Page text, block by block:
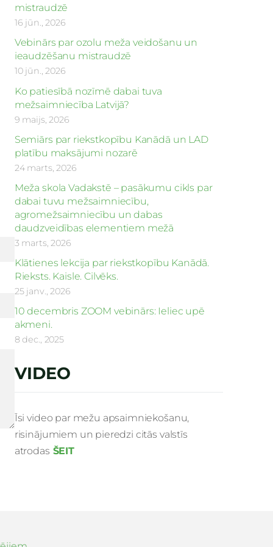
mistraudzē
16 jūn., 2026
Vebinārs par ozolu meža veidošanu un
ieaudzēšanu mistraudzē
10 jūn., 2026
Ko patiesībā nozīmē dabai tuva
mežsaimniecība Latvijā?
9 maijs, 2026
Semiārs par riekstkopību Kanādā un LAD
platību maksājumi nozarē
24 marts, 2026
Meža skola Vadakstē – pasākumu cikls par
dabai tuvu mežsaimniecību,
agromežsaimniecību un dabas
daudzveidības elementiem mežā
3 marts, 2026
Klātienes lekcija par riekstkopību Kanādā.
Rieksts. Kaisle. Cilvēks.
25 janv., 2026
10 decembris ZOOM vebinārs: Ieliec upē
akmeni.
8 dec., 2025
VIDEO
Īsi video par mežu apsaimniekošanu,
risinājumiem un pieredzi citās valstīs
atrodas ŠEIT